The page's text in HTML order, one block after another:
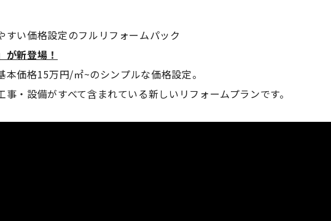
すい価格設定のフルリフォームパック
が新登場！
本価格15万円/㎡~のシンプルな価格設定。
事・設備がすべて含まれている新しいリフォームプランです。